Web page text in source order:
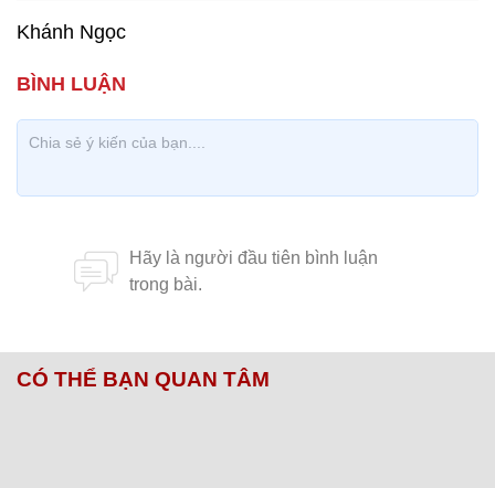
Khánh Ngọc
CÓ THỂ BẠN QUAN TÂM